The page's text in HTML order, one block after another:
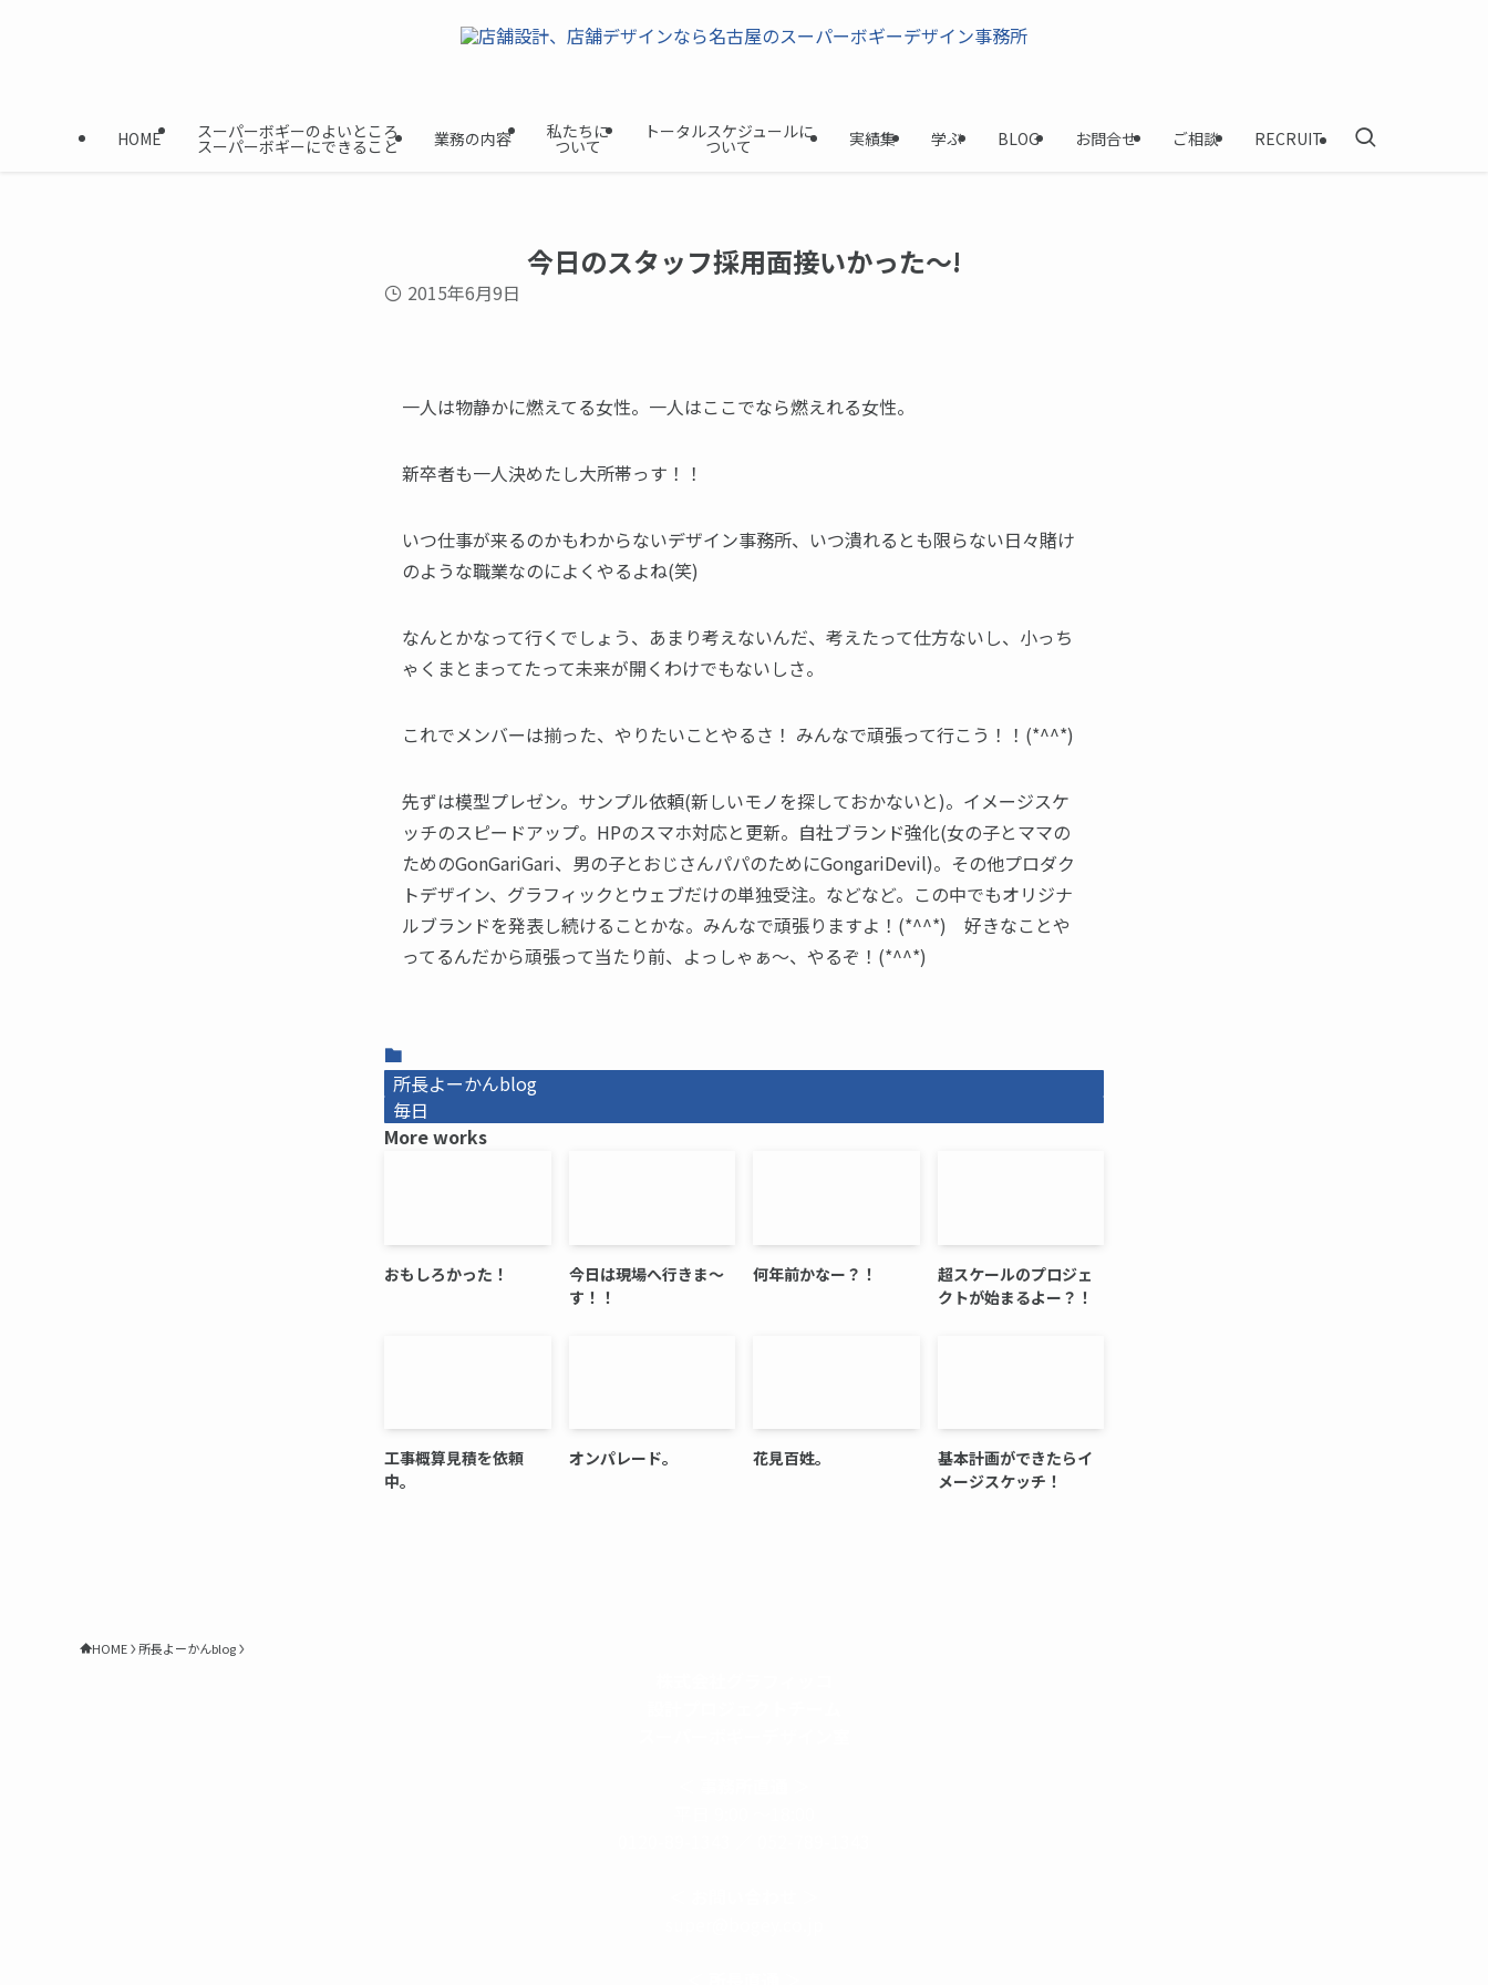
HOME スーパーボギーのよいところ
スーパーボギーにできること 業務の内容 私たちに
ついて
トータルスケジュールに
ついて 実績集 学ぶ BLOG お問合せ ご相談 RECRUIT
今日のスタッフ採用面接いかった～!
2015年6月9日
一人は物静かに燃えてる女性。一人はここでなら燃えれる女性。
新卒者も一人決めたし大所帯っす！！
いつ仕事が来るのかもわからないデザイン事務所、いつ潰れるとも限らない日々賭け
のような職業なのによくやるよね(笑)
なんとかなって行くでしょう、あまり考えないんだ、考えたって仕方ないし、小っち
ゃくまとまってたって未来が開くわけでもないしさ。
これでメンバーは揃った、やりたいことやるさ！ みんなで頑張って行こう！！(*^^*)
先ずは模型プレゼン。サンプル依頼(新しいモノを探しておかないと)。イメージスケ
ッチのスピードアップ。HPのスマホ対応と更新。自社ブランド強化(女の子とママの
ためのGonGariGari、男の子とおじさんパパのためにGongariDevil)。その他プロダク
トデザイン、グラフィックとウェブだけの単独受注。などなど。この中でもオリジナ
ルブランドを発表し続けることかな。みんなで頑張りますよ！(*^^*) 好きなことや
ってるんだから頑張って当たり前、よっしゃぁ～、やるぞ！(*^^*)
所長よーかんblog
毎日
More works
おもしろかった！
今日は現場へ行きま〜
す！！
何年前かなー？！
超スケールのプロジェ
クトが始まるよー？！
工事概算見積を依頼
中。
オンパレード。 花見百姓。
基本計画ができたらイ
メージスケッチ！
HOME 所長よーかんblog